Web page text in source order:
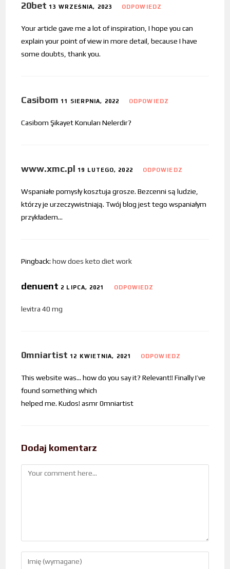
20bet 13 WRZEŚNIA, 2023 ODPOWIEDZ
Your article gave me a lot of inspiration, I hope you can
explain your point of view in more detail, because I have
some doubts, thank you.
Casibom 11 SIERPNIA, 2022 ODPOWIEDZ
Casibom Şikayet Konuları Nelerdir?
www.xmc.pl 19 LUTEGO, 2022 ODPOWIEDZ
Wspaniałe pomysły kosztuja grosze. Bezcenni są ludzie,
którzy je urzeczywistniają. Twój blog jest tego wspaniałym
przykładem…
Pingback:how does keto diet work
denuent 2 LIPCA, 2021 ODPOWIEDZ
levitra 40 mg
0mniartist 12 KWIETNIA, 2021 ODPOWIEDZ
This website was… how do you say it? Relevant!! Finally I’ve
found something which
helped me. Kudos! asmr 0mniartist
Dodaj komentarz